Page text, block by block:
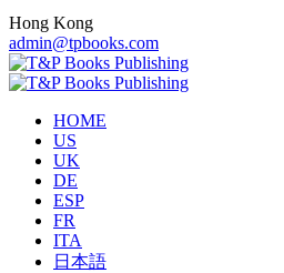
Hong Kong
admin@tpbooks.com
HOME
US
UK
DE
ESP
FR
ITA
日本語